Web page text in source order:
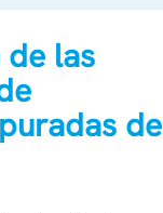
las
de